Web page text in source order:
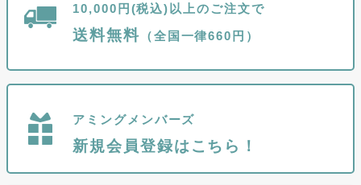
10,000円(税込)以上のご注文で
送料無料 （全国一律660円）
アミングメンバーズ
新規会員登録はこちら！